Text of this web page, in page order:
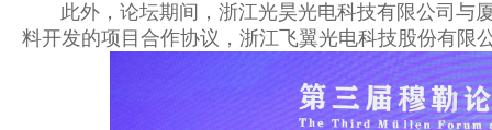
此外，论坛期间，浙江光昊光电科技有限公司与
料开发的项目合作协议，浙江飞翼光电科技股份有限